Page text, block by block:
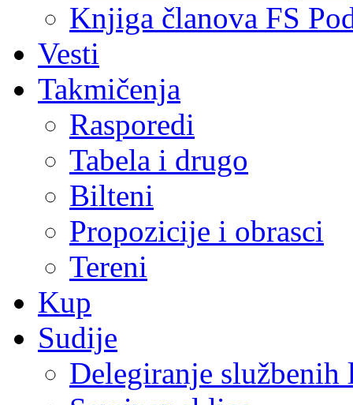
Knjiga članova FS
Vesti
Takmičenja
Rasporedi
Tabela i drugo
Bilteni
Propozicije i obrasci
Tereni
Kup
Sudije
Delegiranje službenih